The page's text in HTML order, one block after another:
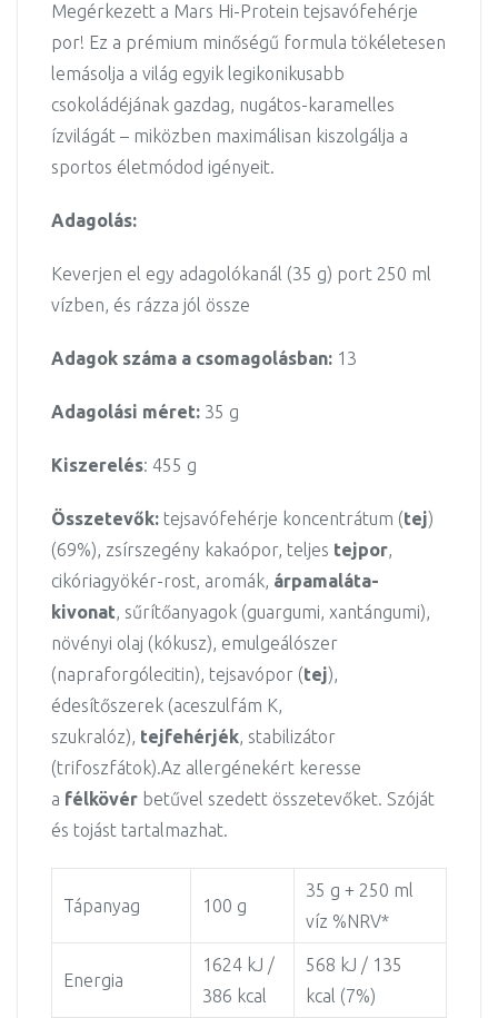
Megérkezett a Mars Hi-Protein tejsavófehérje
por! Ez a prémium minőségű formula tökéletesen
lemásolja a világ egyik legikonikusabb
csokoládéjának gazdag, nugátos-karamelles
ízvilágát – miközben maximálisan kiszolgálja a
sportos életmódod igényeit.
Adagolás:
Keverjen el egy adagolókanál (35 g) port 250 ml
vízben, és rázza jól össze
Adagok száma a csomagolásban: 13
Adagolási méret: 35 g
Kiszerelés: 455 g
Összetevők: tejsavófehérje koncentrátum (tej)
(69%), zsírszegény kakaópor, teljes tejpor,
cikóriagyökér-rost, aromák, árpamaláta-
kivonat, sűrítőanyagok (guargumi, xantángumi),
növényi olaj (kókusz), emulgeálószer
(napraforgólecitin), tejsavópor (tej),
édesítőszerek (aceszulfám K,
szukralóz), tejfehérjék, stabilizátor
(trifoszfátok).Az allergénekért keresse
a félkövér betűvel szedett összetevőket. Szóját
és tojást tartalmazhat.
Tápanyag 100 g
35 g + 250 ml
víz %NRV*
Energia
1624 kJ /
386 kcal
568 kJ / 135
kcal (7%)